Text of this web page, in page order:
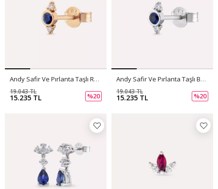
Andy Safir Ve Pırlanta Taşlı Rose Altın Tek Küpe
15.235 TL
19.043 TL
%20
Andy Safir Ve Pırlanta Taşlı Beyaz Altın Tek Küpe
15.235 TL
19.043 TL
%20